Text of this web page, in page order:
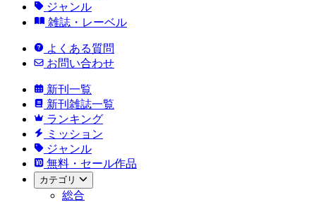
ジャンル
雑誌・レーベル
よくある質問
お問い合わせ
新刊一覧
新刊雑誌一覧
ランキング
ミッション
ジャンル
無料・セール作品
カテゴリ
総合